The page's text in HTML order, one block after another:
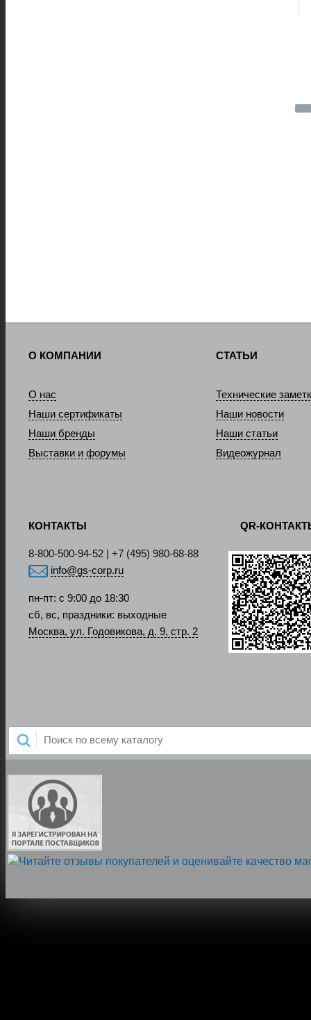
О КОМПАНИИ
О нас
Наши сертификаты
Наши бренды
Выставки и форумы
СТАТЬИ
Технические
Наши новости
Наши статьи
Видеожурнал
КОНТАКТЫ
8-800-500-94-52 | +7 (495) 980-68-88
info@gs-corp.ru
пн-пт: с 9:00 до 18:30
сб, вс, праздники: выходные
Москва, ул. Годовикова, д. 9, стр. 2
QR-